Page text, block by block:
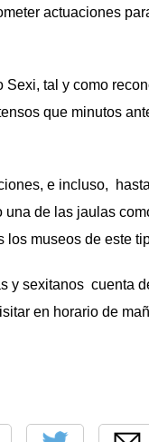
actuaciones
tal y como
que minutos
e incluso, hasta
de las jaulas
los museos de este
cuenta de
en horario de